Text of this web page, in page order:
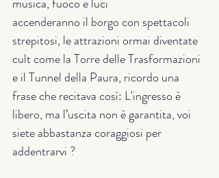
accenderanno il borgo con spettacoli
strepitosi, le attrazioni ormai diventate
cult come la Torre delle Trasformazioni
e il Tunnel della Paura, ricordo una
frase che recitava così: L'ingresso è
libero, ma l’uscita non è garantita, voi
siete abbastanza coraggiosi per
addentrarvi ?